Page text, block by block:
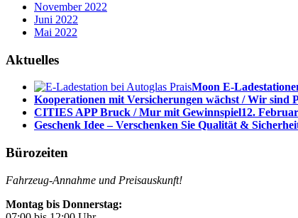
November 2022
Juni 2022
Mai 2022
Aktuelles
Moon E-
Kooperationen mit Versicherungen wächst / Wir sind
CITIES APP Bruck / Mur mit Gewinnspiel12.
Geschenk Idee – Verschenken Sie Qualität &
Bürozeiten
Fahrzeug-Annahme und Preisauskunft!
Montag bis Donnerstag: